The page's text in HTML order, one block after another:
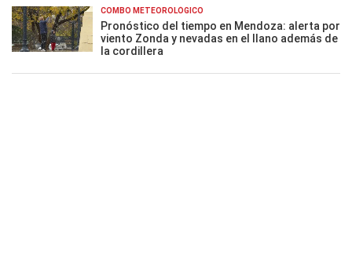
COMBO METEOROLÓGICO
Pronóstico del tiempo en Mendoza: alerta por
viento Zonda y nevadas en el llano además de
la cordillera